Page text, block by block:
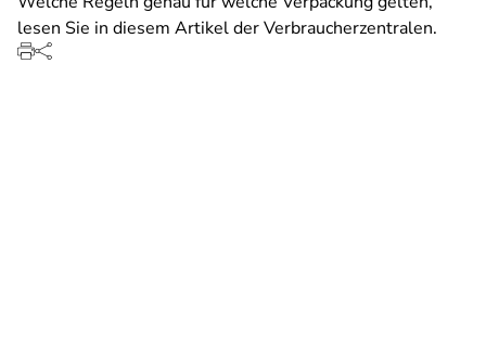
lesen Sie in diesem Artikel der Verbraucherzentralen.